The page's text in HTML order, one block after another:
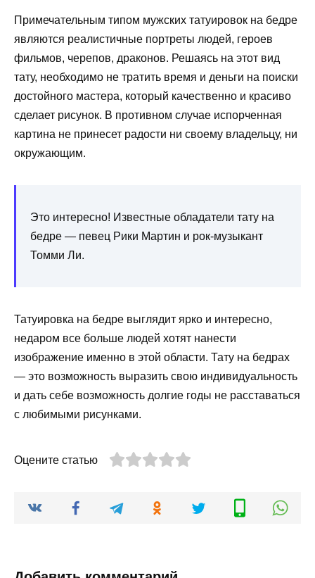
Примечательным типом мужских татуировок на бедре
являются реалистичные портреты людей, героев
фильмов, черепов, драконов. Решаясь на этот вид
тату, необходимо не тратить время и деньги на поиски
достойного мастера, который качественно и красиво
сделает рисунок. В противном случае испорченная
картина не принесет радости ни своему владельцу, ни
окружающим.
Это интересно! Известные обладатели тату на
бедре — певец Рики Мартин и рок-музыкант
Томми Ли.
Татуировка на бедре выглядит ярко и интересно,
недаром все больше людей хотят нанести
изображение именно в этой области. Тату на бедрах
— это возможность выразить свою индивидуальность
и дать себе возможность долгие годы не расставаться
с любимыми рисунками.
Оцените статью